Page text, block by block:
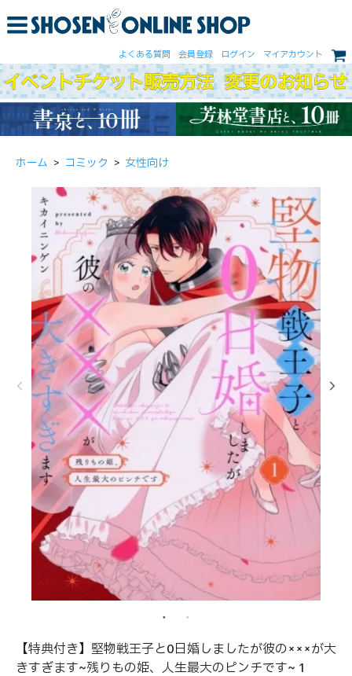
よくある質問 会員登録 ログイン マイアカウント
ホーム > コミック > 女性向け
【特典付き】堅物戦王子と0日婚しましたが彼の×××が大
きすぎます~残りもの姫、人生最大のピンチです~ 1